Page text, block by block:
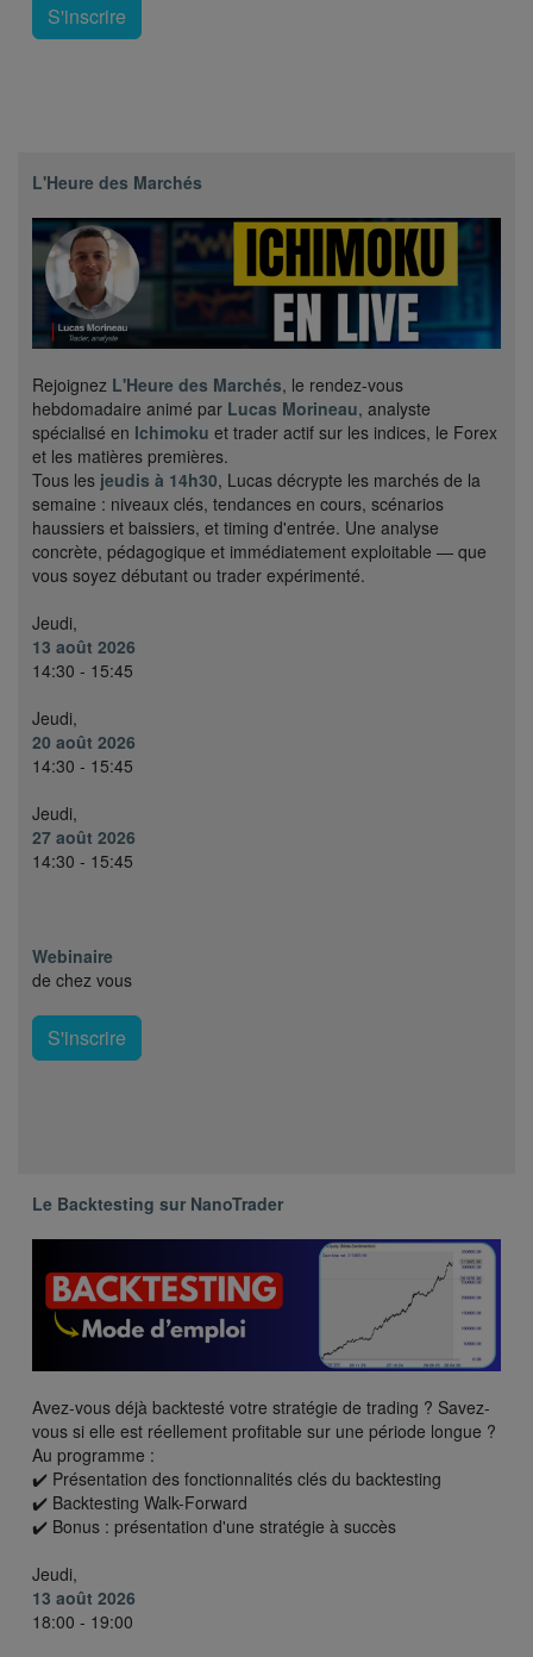
S'inscrire
L'Heure des Marchés
Rejoignez L'Heure des Marchés, le rendez-vous
hebdomadaire animé par Lucas Morineau, analyste
spécialisé en Ichimoku et trader actif sur les indices, le Forex
et les matières premières.
Tous les jeudis à 14h30, Lucas décrypte les marchés de la
semaine : niveaux clés, tendances en cours, scénarios
haussiers et baissiers, et timing d'entrée. Une analyse
concrète, pédagogique et immédiatement exploitable — que
vous soyez débutant ou trader expérimenté.
Jeudi,
13 août 2026
14:30 - 15:45
Jeudi,
20 août 2026
14:30 - 15:45
Jeudi,
27 août 2026
14:30 - 15:45
Webinaire
de chez vous
S'inscrire
Le Backtesting sur NanoTrader
Avez-vous déjà backtesté votre stratégie de trading ? Savez-
vous si elle est réellement profitable sur une période longue ?
Au programme :
✔️ Présentation des fonctionnalités clés du backtesting
✔️ Backtesting Walk-Forward
✔️ Bonus : présentation d'une stratégie à succès
Jeudi,
13 août 2026
18:00 - 19:00